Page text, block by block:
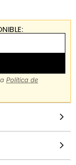
Política de